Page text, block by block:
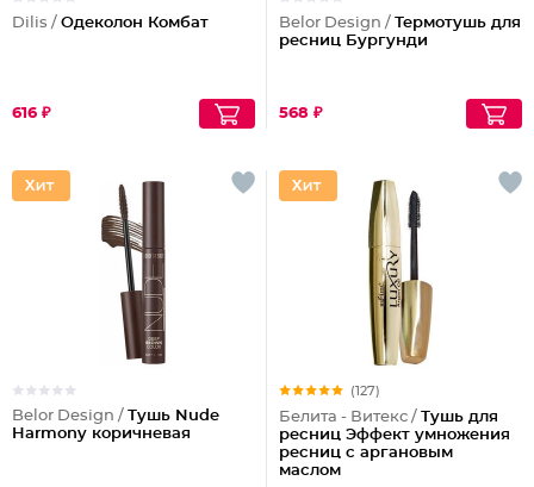
Dilis / Одеколон Комбат
616 ₽
Belor Design / Термотушь для
ресниц Бургунди
568 ₽
Belor Design / Тушь Nude
Harmony коричневая
(127)
Белита - Витекс / Тушь для
ресниц Эффект умножения
ресниц с аргановым
маслом